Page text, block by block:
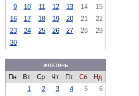
9
10 11 12 13 14
15
16
17 18 19 20 21
22
23
24 25 26 27 28
29
30
жовтень
Пн
Вт Ср Чт Пт Сб
Нд
1
2 3 4 5
6